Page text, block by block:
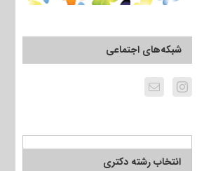
شبکه‌های اجتماعی
انتخاب رشته دکتری